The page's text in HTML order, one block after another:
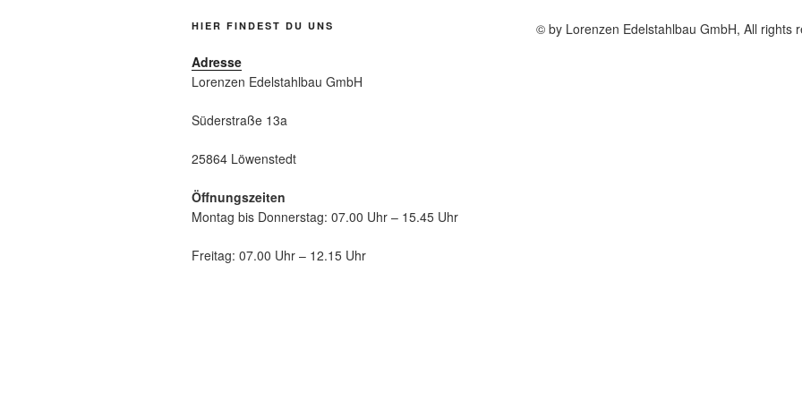
HIER FINDEST DU UNS
Adresse
Lorenzen Edelstahlbau GmbH
Süderstraße 13a
25864 Löwenstedt
Öffnungszeiten
Montag bis Donnerstag: 07.00 Uhr – 15.45 Uhr
Freitag: 07.00 Uhr – 12.15 Uhr
© by Lorenzen Edelstahlbau GmbH, All rights